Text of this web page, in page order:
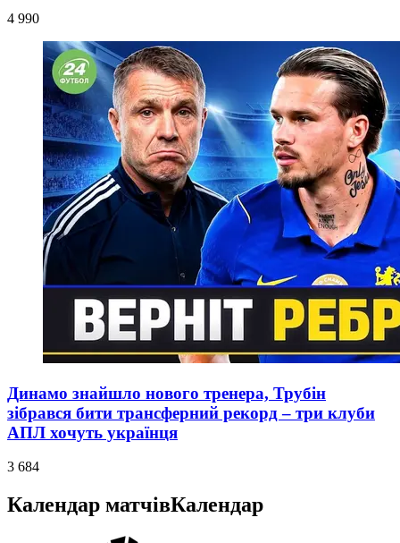
4 990
Динамо знайшло нового тренера, Трубін
зібрався бити трансферний рекорд – три клуби
АПЛ хочуть українця
3 684
Календар матчівКалендар